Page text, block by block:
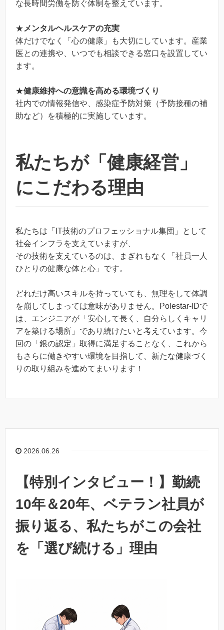
な長時間労働を防ぐ体制を整えています。
★ メンタルヘルスケアの充実
体だけでなく「心の健康」も大切にしています。産業
医との連携や、いつでも相談できる窓口を設置してい
ます。
★健康維持への意識を高める環境づくり
社内での情報発信や、感染症予防対策（予防接種の補
助など）を積極的に実施しています。
私たちが「健康経営」
にこだわる理由
私たちは「IT技術のプロフェッショナル集団」として
社会インフラを支えていますが、
その技術を支えているのは、まぎれもなく「社員一人
ひとりの健康な体と心」です。
どれだけ高いスキルを持っていても、無理をして体調
を崩してしまっては意味がありません。Polestar-IDで
は、エンジニアが「安心して長く、自分らしくキャリ
アを築ける場所」であり続けたいと考えています。今
回の「銀の認定」取得に満足することなく、これから
もさらに働きやすい環境を目指して、新たな健康づく
りの取り組みを進めてまいります！
2026.06.26
【特別インタビュー！】勤続
10年＆20年、ベテラン社員が
振り返る、私たちがこの会社
を「選び続ける」理由